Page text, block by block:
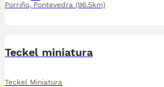
Porriño, Pontevedra (96.5km)
Teckel miniatura
Teckel Miniatura